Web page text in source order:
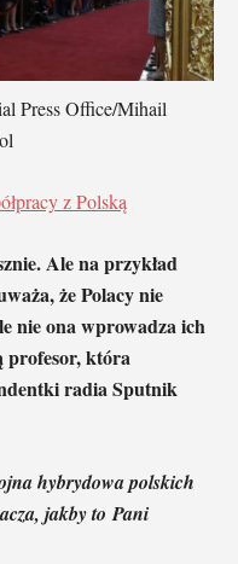
Press Office/Mihail
z Polską
Ale na przykład
że Polacy nie
nie ona wprowadza ich
profesor, która
radia Sputnik
hybrydowa polskich
jakby to Pani